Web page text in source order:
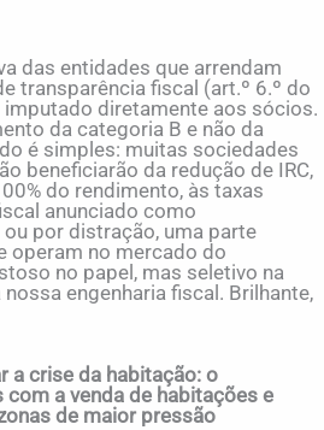
das entidades que arrendam
transparência fiscal (art.º 6.º do
imputado diretamente aos sócios.
da categoria B e não da
é simples: muitas sociedades
beneficiarão da redução de IRC,
do rendimento, às taxas
anunciado como
por distração, uma parte
operam no mercado do
no papel, mas seletivo na
engenharia fiscal. Brilhante,
a crise da habitação: o
a venda de habitações e
de maior pressão